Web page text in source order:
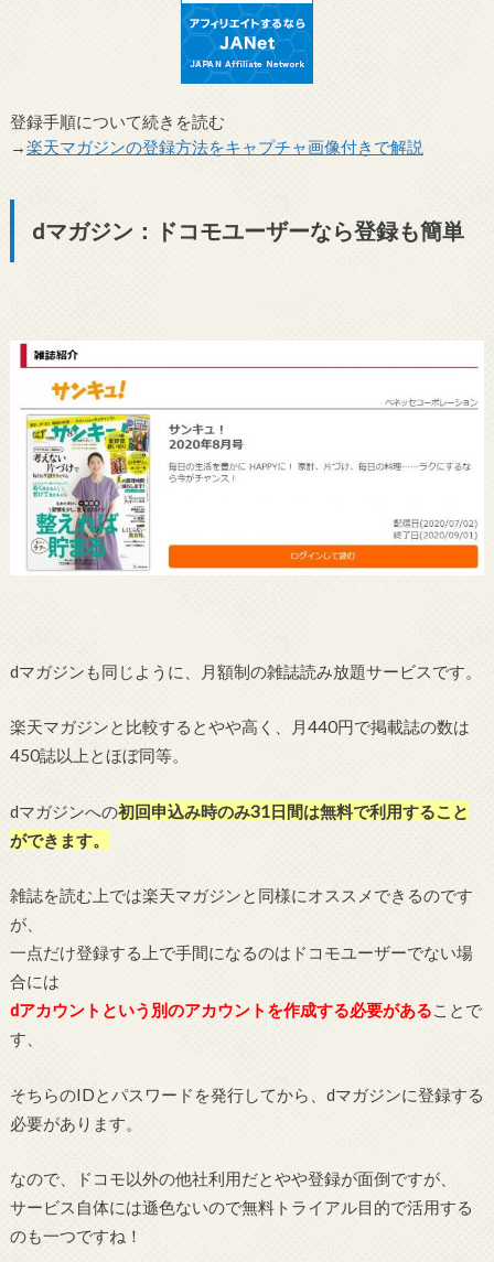
登録手順について続きを読む
→楽天マガジンの登録方法をキャプチャ画像付きで解説
dマガジン：ドコモユーザーなら登録も簡単
dマガジンも同じように、月額制の雑誌読み放題サービスです。
楽天マガジンと比較するとやや高く、月440円で掲載誌の数は
450誌以上とほぼ同等。
dマガジンへの初回申込み時のみ31日間は無料で利用すること
ができます。
雑誌を読む上では楽天マガジンと同様にオススメできるのです
が、
一点だけ登録する上で手間になるのはドコモユーザーでない場
合には
dアカウントという別のアカウントを作成する必要があることで
す、
そちらのIDとパスワードを発行してから、dマガジンに登録する
必要があります。
なので、ドコモ以外の他社利用だとやや登録が面倒ですが、
サービス自体には遜色ないので無料トライアル目的で活用する
のも一つですね！